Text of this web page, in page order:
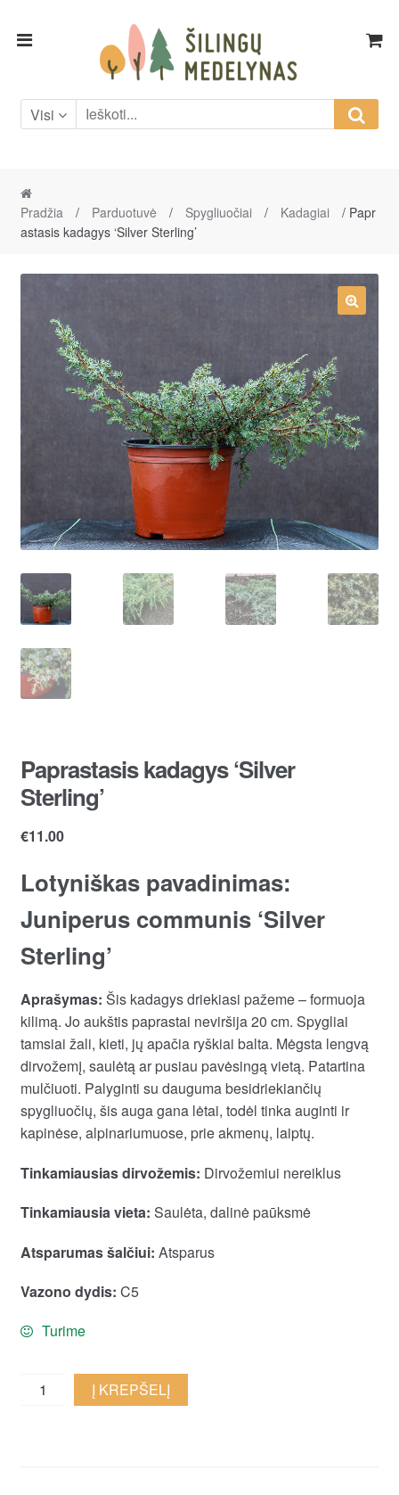
Skip
Skip
Visi
Pradžia / Parduotuvė / Spygliuočiai / Kadagiai
/ Papr
astasis kadagys ‘Silver Sterling’
Paprastasis kadagys ‘Silver
Sterling’
€11.00
Lotyniškas pavadinimas:
Juniperus communis ‘Silver
Sterling’
Aprašymas: Šis kadagys driekiasi pažeme – formuoja
kilimą. Jo aukštis paprastai neviršija 20 cm. Spygliai
tamsiai žali, kieti, jų apačia ryškiai balta. Mėgsta lengvą
dirvožemį, saulėtą ar pusiau pavėsingą vietą. Patartina
mulčiuoti. Palyginti su dauguma besidriekiančių
spygliuočių, šis auga gana lėtai, todėl tinka auginti ir
kapinėse, alpinariumuose, prie akmenų, laiptų.
Tinkamiausias dirvožemis: Dirvožemiui nereiklus
Tinkamiausia vieta: Saulėta, dalinė paūksmė
Atsparumas šalčiui: Atsparus
Vazono dydis: C5
Turime
Paprastasis
kadagys
Į KREPŠELĮ